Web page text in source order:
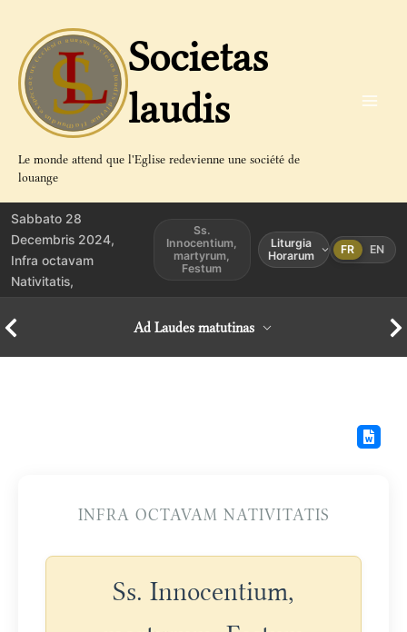
contenu
Societas
laudis
Le monde attend que l'Eglise redevienne une société de
louange
Sabbato 28
Decembris 2024,
Infra octavam
Nativitatis,
Ss.
Innocentium,
martyrum,
Festum
Liturgia
Horarum
FR EN
Ad Laudes matutinas
INFRA OCTAVAM NATIVITATIS
Ss. Innocentium,